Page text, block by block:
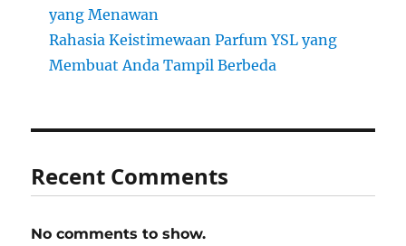
yang Menawan
Rahasia Keistimewaan Parfum YSL yang
Membuat Anda Tampil Berbeda
Recent Comments
No comments to show.